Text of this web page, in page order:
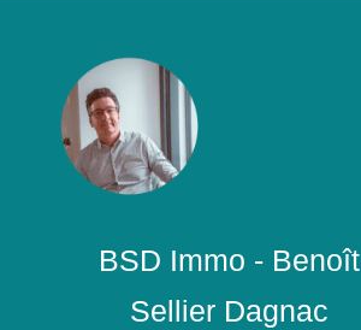
BSD Immo - Benoît
Sellier Dagnac